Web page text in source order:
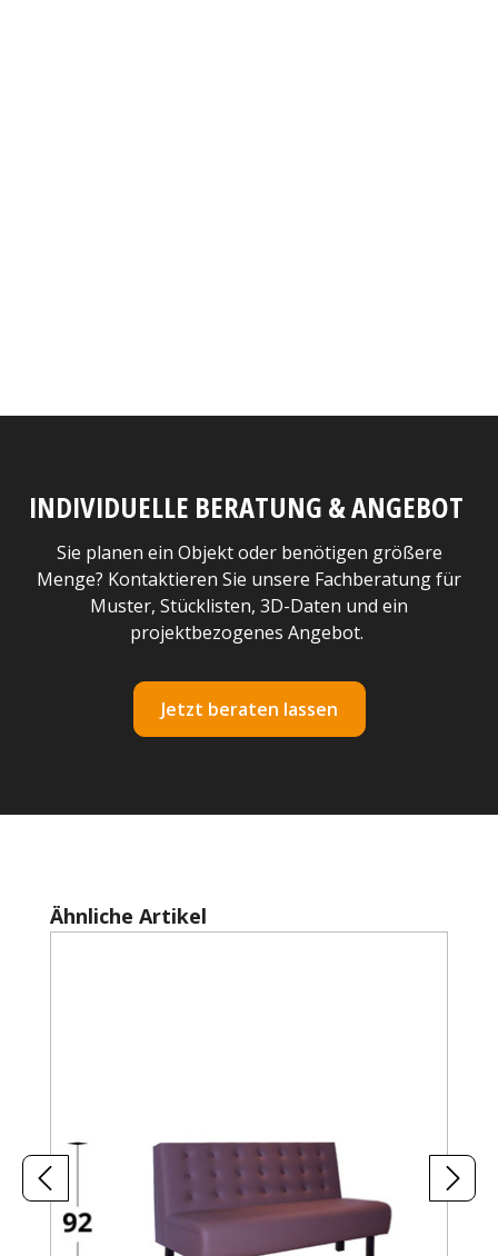
INDIVIDUELLE BERATUNG & ANGEBOT
Sie planen ein Objekt oder benötigen größere
Menge? Kontaktieren Sie unsere Fachberatung für
Muster, Stücklisten, 3D-Daten und ein
projektbezogenes Angebot.
Jetzt beraten lassen
Produktgalerie überspringen
Ähnliche Artikel